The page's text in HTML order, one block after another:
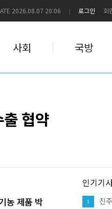
2026.08.07 20:06 로그인 회
사회 국방
협약
농 제품 박
인기기
1 진